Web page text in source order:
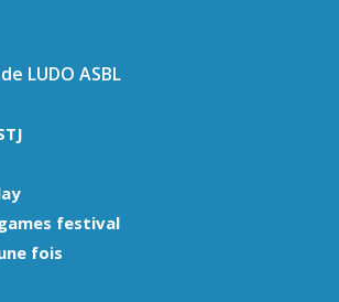
LUDO ASBL
festival
fois